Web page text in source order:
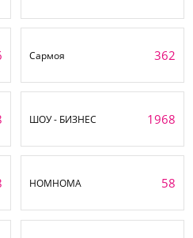
Сармоя 362
ШОУ - БИЗНЕС 1968
НОМНОМА 58